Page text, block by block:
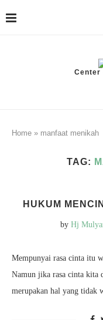
Center
Home » manfaat menikah
TAG:
HUKUM
by Hj
Mempunyai rasa cinta itu
Namun jika rasa cinta kita
merupakan hal yang tidak